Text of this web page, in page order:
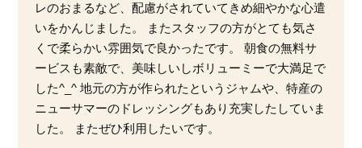
レのおまるなど、 配慮がされていてきめ細やかな心遣
いをかんじました。 またスタッフの方がとても気さ
くで柔らかい雰囲気で良かったです。 朝食の無料サ
ービスも素敵で、 美味しいしボリューミーで大満足で
した^_^ 地元の方が作られたというジャムや、 特産の
ニューサマーのドレッシングもあり充実したしていま
した。 またぜひ利用したいです。